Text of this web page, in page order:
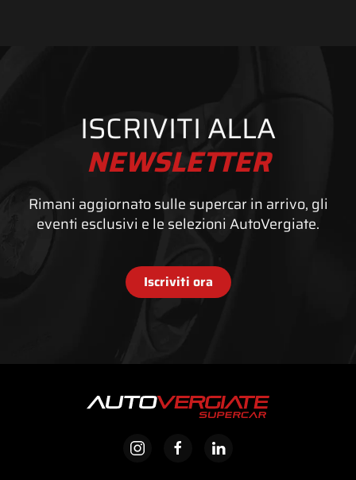
ISCRIVITI ALLA
NEWSLETTER
Rimani aggiornato sulle supercar in arrivo, gli
eventi esclusivi e le selezioni AutoVergiate.
Iscriviti ora